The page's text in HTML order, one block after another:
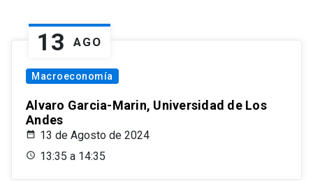
13 AGO
Macroeconomía
Alvaro Garcia-Marin, Universidad de Los
Andes
13 de Agosto de 2024
13:35 a 14:35